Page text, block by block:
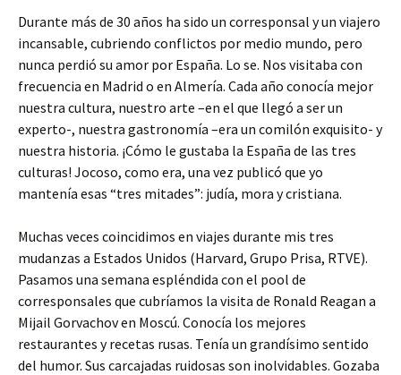
Durante más de 30 años ha sido un corresponsal y un viajero
incansable, cubriendo conflictos por medio mundo, pero
nunca perdió su amor por España. Lo se. Nos visitaba con
frecuencia en Madrid o en Almería. Cada año conocía mejor
nuestra cultura, nuestro arte –en el que llegó a ser un
experto-, nuestra gastronomía –era un comilón exquisito- y
nuestra historia. ¡Cómo le gustaba la España de las tres
culturas! Jocoso, como era, una vez publicó que yo
mantenía esas “tres mitades”: judía, mora y cristiana.
Muchas veces coincidimos en viajes durante mis tres
mudanzas a Estados Unidos (Harvard, Grupo Prisa, RTVE).
Pasamos una semana espléndida con el pool de
corresponsales que cubríamos la visita de Ronald Reagan a
Mijail Gorvachov en Moscú. Conocía los mejores
restaurantes y recetas rusas. Tenía un grandísimo sentido
del humor. Sus carcajadas ruidosas son inolvidables. Gozaba